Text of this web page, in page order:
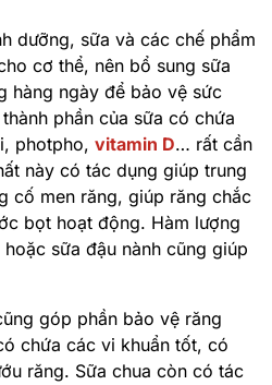
dưỡng, sữa và các chế phẩm
cơ thể, nên bổ sung sữa
hàng ngày để bảo vệ sức
phần của sữa có chứa
photpho, vitamin D… rất cần
này có tác dụng giúp trung
cố men răng, giúp răng chắc
bọt hoạt động. Hàm lượng
sữa đậu nành cũng giúp
góp phần bảo vệ răng
chứa các vi khuẩn tốt, có
răng. Sữa chua còn có tác